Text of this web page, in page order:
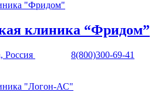
клиника “Фридом”
Россия
8(800)300-69-41